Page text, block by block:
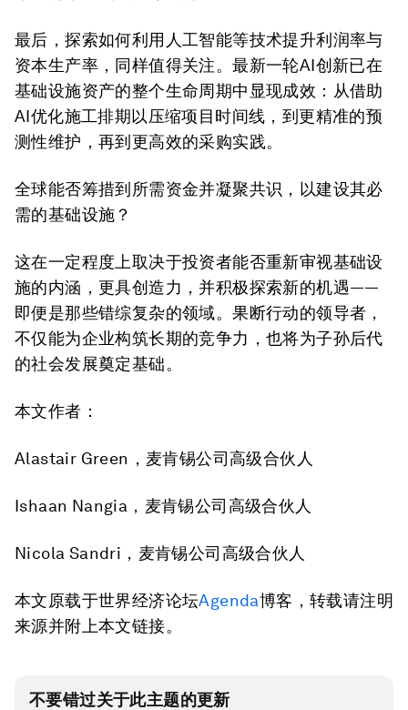
最后，探索如何利用人工智能等技术提升利润率与
资本生产率，同样值得关注。最新一轮AI创新已在
基础设施资产的整个生命周期中显现成效：从借助
AI优化施工排期以压缩项目时间线，到更精准的预
测性维护，再到更高效的采购实践。
全球能否筹措到所需资金并凝聚共识，以建设其必
需的基础设施？
这在一定程度上取决于投资者能否重新审视基础设
施的内涵，更具创造力，并积极探索新的机遇——
即便是那些错综复杂的领域。果断行动的领导者，
不仅能为企业构筑长期的竞争力，也将为子孙后代
的社会发展奠定基础。
本文作者：
Alastair Green，麦肯锡公司高级合伙人
Ishaan Nangia，麦肯锡公司高级合伙人
Nicola Sandri，麦肯锡公司高级合伙人
本文原载于世界经济论坛Agenda博客，转载请注明
来源并附上本文链接。
不要错过关于此主题的更新